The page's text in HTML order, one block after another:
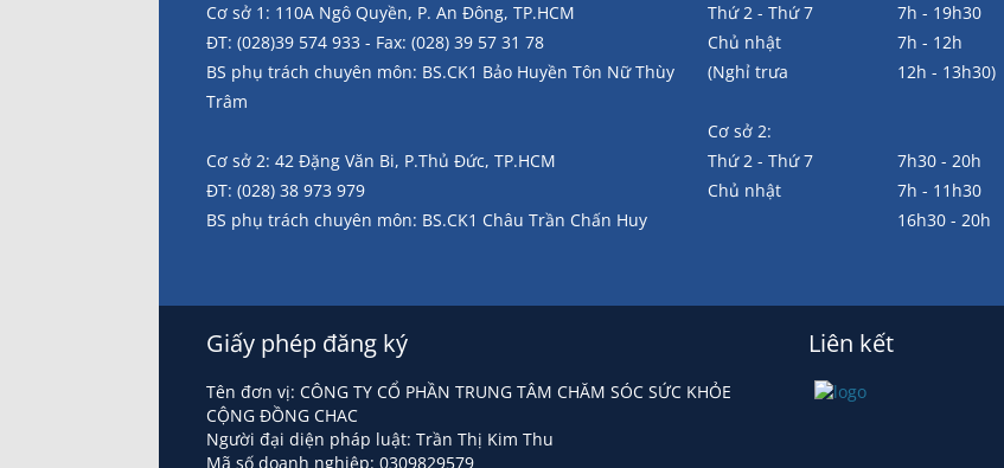
Cơ sở 1: 110A Ngô Quyền, P. An Đông, TP.HCM
ĐT: (028)39 574 933 - Fax: (028) 39 57 31 78
BS phụ trách chuyên môn: BS.CK1 Bảo Huyền Tôn Nữ Thùy
Trâm
Cơ sở 2: 42 Đặng Văn Bi, P.Thủ Đức, TP.HCM
ĐT: (028) 38 973 979
BS phụ trách chuyên môn: BS.CK1 Châu Trần Chấn Huy
Thứ 2 - Thứ 7
7h - 19h30
Chủ nhật
7h - 12h
(Nghỉ trưa
12h - 13h30)
Cơ sở 2:
Thứ 2 - Thứ 7
7h30 - 20h
Chủ nhật
7h - 11h30
16h30 - 20h
Giấy phép đăng ký
Tên đơn vị: CÔNG TY CỔ PHẦN TRUNG TÂM CHĂM SÓC SỨC KHỎE
CỘNG ĐỒNG CHAC
Người đại diện pháp luật: Trần Thị Kim Thu
Mã số doanh nghiệp: 0309829579
Liên kết